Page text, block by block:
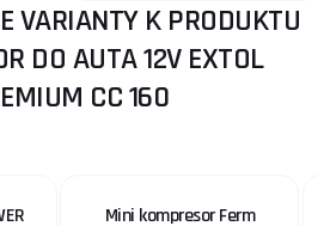
VARIANTY K PRODUKTU
DO AUTA 12V EXTOL
CC 160
Mini kompresor Ferm